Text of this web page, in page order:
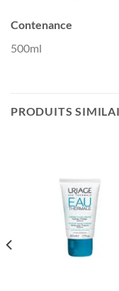
Contenance
500ml
PRODUITS